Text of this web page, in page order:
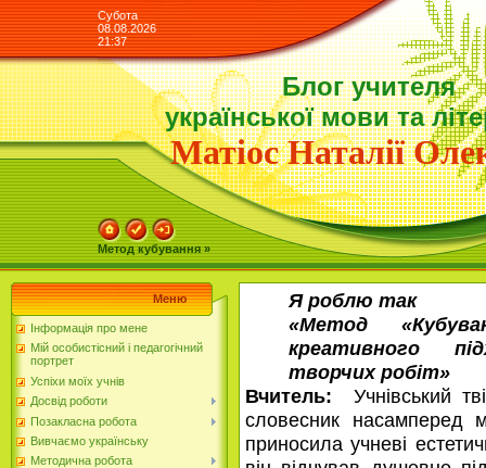
Субота
08.08.2026
21:37
Блог учителя
української мови та
Матіос Наталії
Метод кубування »
Меню
Інформація про мене
Мій особистісний і педагогічний
портрет
Успіхи моїх учнів
Досвід роботи
Позакласна робота
Вивчаємо українську
Методична робота
Я роблю так
«Метод
креативного
творчих робіт»
Вчитель: Учнівський
словесник
приносила учневі